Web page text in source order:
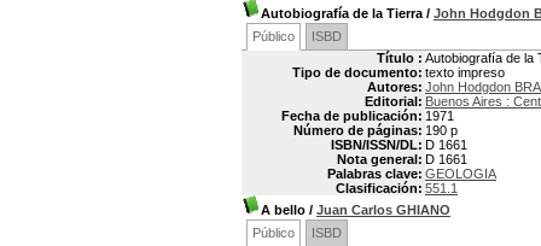
Autobiografía de la Tierra / John Hodgdon
Público
ISBD
Título : Autobiografía de la
Tipo de documento: texto impreso
Autores: John Hodgdon
Editorial: Buenos Aires :
Fecha de publicación: 1971
Número de páginas: 190 p
ISBN/ISSN/DL: D 1661
Nota general: D 1661
Palabras clave: GEOLOGIA
Clasificación: 551.1
A bello / Juan Carlos GHIANO
Público
ISBD